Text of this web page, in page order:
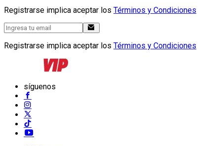
Registrarse implica aceptar los Términos y Condiciones
Registrarse implica aceptar los Términos y Condiciones
síguenos